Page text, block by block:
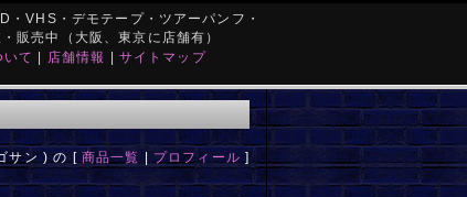
VHS・デモテープ・ツアーパンフ・
販売中（大阪、東京に店舗有）
いて | 店舗情報 | サイトマップ
サン ) の [ 商品一覧 | プロフィール ]